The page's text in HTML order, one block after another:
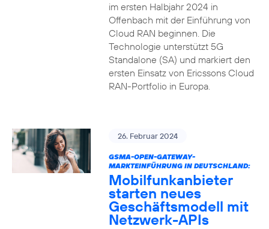
im ersten Halbjahr 2024 in
Offenbach mit der Einführung von
Cloud RAN beginnen. Die
Technologie unterstützt 5G
Standalone (SA) und markiert den
ersten Einsatz von Ericssons Cloud
RAN-Portfolio in Europa.
26. Februar 2024
GSMA-OPEN-GATEWAY-
MARKTEINFÜHRUNG IN DEUTSCHLAND:
Mobilfunkanbieter
starten neues
Geschäftsmodell mit
Netzwerk-APIs